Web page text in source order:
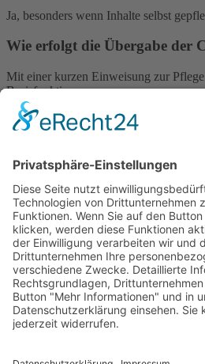
Ja, besonders wenn Inhalte selbst
Wie erfolgt die Übergabe der
Mit einer kurzen Einweisung zur
Basisfunktionen.
GERECHTES SEO
vom